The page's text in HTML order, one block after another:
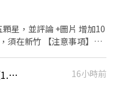
星，並評論 +圖片 增加10
須在新竹 【注意事項】：
5.匯款可使用任何一家銀
收購7-11 超商 open point點數 《1.5點:1元》
16小時前